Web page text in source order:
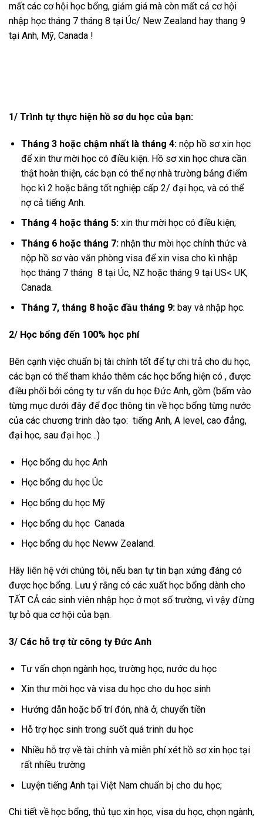
mất các cơ hội học bổng, giảm giá mà còn mất cả cơ hội
nhập học tháng 7 tháng 8 tại Úc/ New Zealand hay thang 9
tại Anh, Mỹ, Canada !
1/ Trình tự thực hiện hồ sơ du học của bạn:
Tháng 3 hoặc chậm nhất là tháng 4:nộp hồ sơ xin học
để xin thư mời học có điều kiện. Hồ sơ xin học chưa cần
thật hoàn thiện, các bạn có thể nợ nhà trường bảng điểm
học kì 2 hoặc bằng tốt nghiệp cấp 2/ đại học, và có thể
nợ cả tiếng Anh.
Tháng 4 hoặc tháng 5:xin thư mời học có điều kiện;
Tháng 6 hoặc tháng 7:nhận thư mời học chính thức và
nộp hồ sơ vào văn phòng visa để xin visa cho kì nhập
học tháng 7 tháng 8 tại Úc, NZ hoặc tháng 9 tại US< UK,
Canada.
Tháng 7, tháng 8 hoặc đầu tháng 9:bay và nhập học.
2/ Học bổng đến 100% học phí
Bên cạnh việc chuẩn bị tài chính tốt để tự chi trả cho du học,
các bạn có thể tham khảo thêm các học bổng hiện có , được
điều phối bởi công ty tư vấn du học Đức Anh, gồm (bấm vào
từng mục dưới đây để đọc thông tin về học bổng từng nước
của các chương trinh dào tạo: tiếng Anh, A level, cao đẳng,
đại học, sau đại học…)
Học bổng du học Anh
Học bổng du học Úc
Học bổng du học Mỹ
Học bổng du học Canada
Học bổng du học Neww Zealand.
Hãy liên hệ với chúng tôi, nếu ban tự tin bạn xứng đáng có
được học bổng. Lưu ý rằng có các xuất học bổng dành cho
TẤT CẢ các sinh viên nhập học ở mọt số trường, vì vậy đừng
tự bỏ qua cơ hội của bạn.
3/ Các hỗ trợ từ công ty Đức Anh
Tư vấn chọn ngành học, trường học, nước du học
Xin thư mời học và visa du học cho du học sinh
Hướng dẫn hoặc bố trí đón, nhà ở, chuyển tiền
Hỗ trợ học sinh trong suốt quá trinh du học
Nhiều hỗ trợ về tài chính và miễn phí xét hồ sơ xin học tại
rất nhiều trường
Luyện tiếng Anh tại Việt Nam chuẩn bị cho du học;
Chi tiết về học bổng, thủ tục xin học, visa du học, chọn ngành,